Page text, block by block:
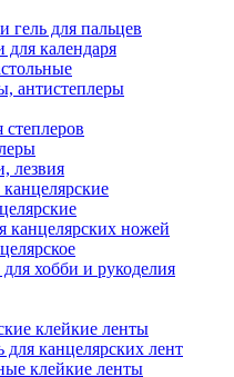
гель для пальцев
для календаря
антистеплеры
лезвия
канцелярских ножей
хобби и рукоделия
клейкие ленты
для канцелярских лент
клейкие ленты